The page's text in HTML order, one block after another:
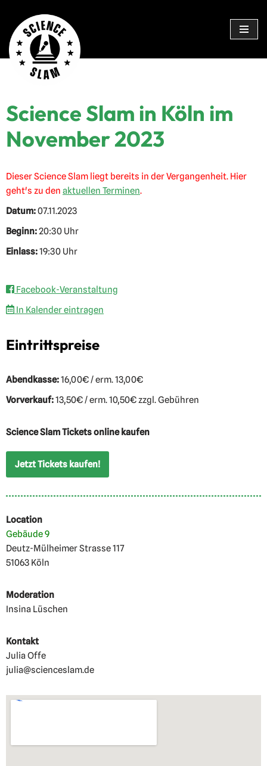
Zum
Inhalt
springen
Science Slam in Köln im
November 2023
Dieser Science Slam liegt bereits in der Vergangenheit. Hier
geht's zu den aktuellen Terminen.
Datum:07.11.2023
Beginn:20:30 Uhr
Einlass:19:30 Uhr
Facebook-Veranstaltung
In Kalender eintragen
Eintrittspreise
Abendkasse:16,00€ / erm. 13,00€
Vorverkauf:13,50€ / erm. 10,50€ zzgl. Gebühren
Science Slam Tickets online kaufen
Jetzt Tickets kaufen!
Location
Gebäude 9
Deutz-Mülheimer Strasse 117
51063 Köln
Moderation
Insina Lüschen
Kontakt
Julia Offe
julia@scienceslam.de